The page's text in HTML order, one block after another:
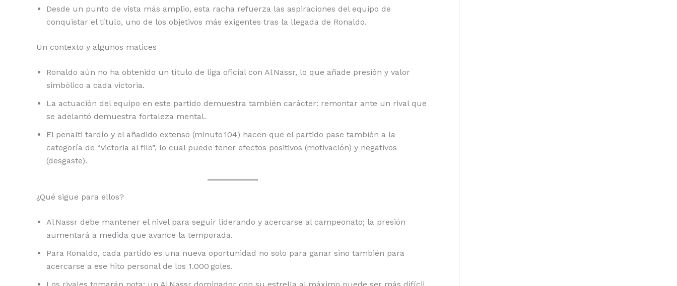
Desde un punto de vista más amplio, esta racha refuerza las aspiraciones del equipo de
conquistar el título, uno de los objetivos más exigentes tras la llegada de Ronaldo.
Un contexto y algunos matices
Ronaldo aún no ha obtenido un título de liga oficial con Al Nassr, lo que añade presión y valor
simbólico a cada victoria.
La actuación del equipo en este partido demuestra también carácter: remontar ante un rival que
se adelantó demuestra fortaleza mental.
El penalti tardío y el añadido extenso (minuto 104) hacen que el partido pase también a la
categoría de “victoria al filo”, lo cual puede tener efectos positivos (motivación) y negativos
(desgaste).
¿Qué sigue para ellos?
Al Nassr debe mantener el nivel para seguir liderando y acercarse al campeonato; la presión
aumentará a medida que avance la temporada.
Para Ronaldo, cada partido es una nueva oportunidad no solo para ganar sino también para
acercarse a ese hito personal de los 1.000 goles.